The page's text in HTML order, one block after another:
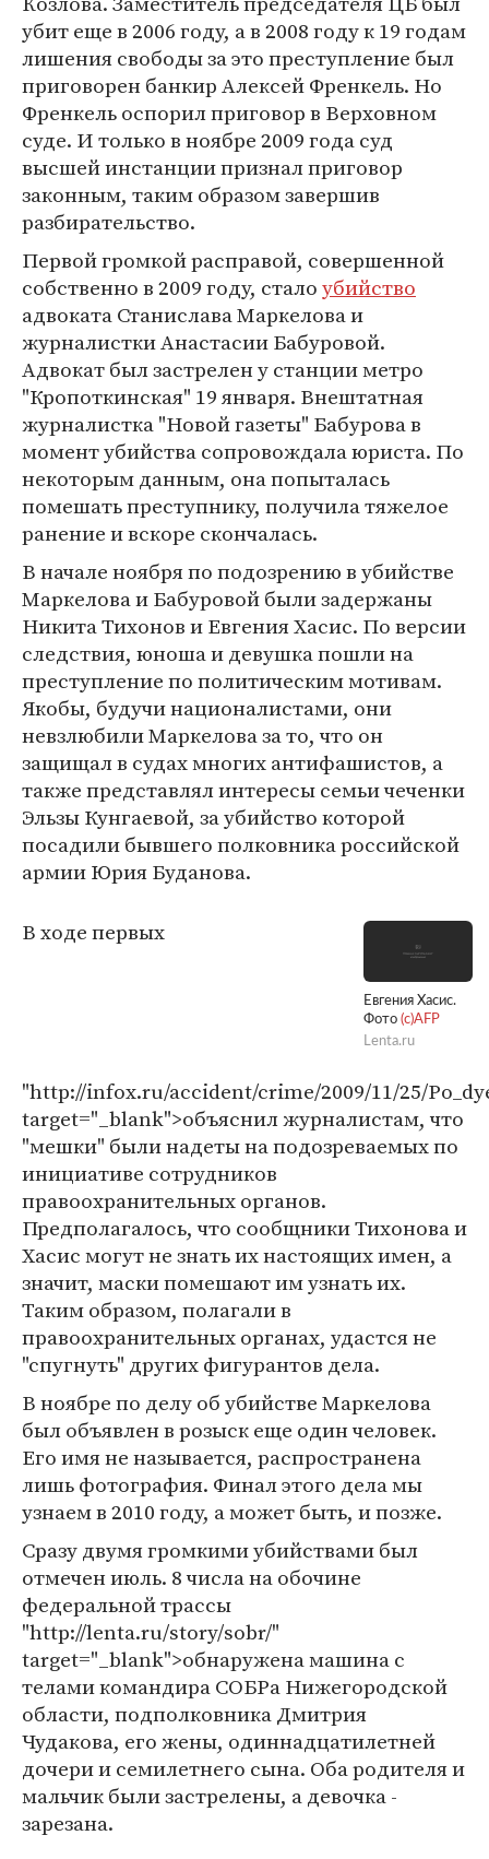
убит еще в 2006 году, а в 2008 году к 19 годам
лишения свободы за это преступление был
приговорен банкир Алексей Френкель. Но
Френкель оспорил приговор в Верховном
суде. И только в ноябре 2009 года суд
высшей инстанции признал приговор
законным, таким образом завершив
разбирательство.
Первой громкой расправой, совершенной
собственно в 2009 году, сталоубийство
адвоката Станислава Маркелова и
журналистки Анастасии Бабуровой.
Адвокат был застрелен у станции метро
"Кропоткинская" 19 января. Внештатная
журналистка "Новой газеты" Бабурова в
момент убийства сопровождала юриста. По
некоторым данным, она попыталась
помешать преступнику, получила тяжелое
ранение и вскоре скончалась.
В начале ноября по подозрению в убийстве
Маркелова и Бабуровой были задержаны
Никита Тихонов и Евгения Хасис. По версии
следствия, юноша и девушка пошли на
преступление по политическим мотивам.
Якобы, будучи националистами, они
невзлюбили Маркелова за то, что он
защищал в судах многих антифашистов, а
также представлял интересы семьи чеченки
Эльзы Кунгаевой, за убийство которой
посадили бывшего полковника российской
армии Юрия Буданова.
Евгения Хасис.
Фото (c)AFP
Lenta.ru
В ходе первых
"http://infox.ru/accident/crime/2009/11/25/
target="_blank">объяснил журналистам, что
"мешки" были надеты на подозреваемых по
инициативе сотрудников
правоохранительных органов.
Предполагалось, что сообщники Тихонова и
Хасис могут не знать их настоящих имен, а
значит, маски помешают им узнать их.
Таким образом, полагали в
правоохранительных органах, удастся не
"спугнуть" других фигурантов дела.
В ноябре по делу об убийстве Маркелова
был объявлен в розыск еще один человек.
Его имя не называется, распространена
лишь фотография. Финал этого дела мы
узнаем в 2010 году, а может быть, и позже.
Сразу двумя громкими убийствами был
отмечен июль. 8 числа на обочине
федеральной трассы
"http://lenta.ru/story/sobr/"
target="_blank">обнаружена машина с
телами командира СОБРа Нижегородской
области, подполковника Дмитрия
Чудакова, его жены, одиннадцатилетней
дочери и семилетнего сына. Оба родителя и
мальчик были застрелены, а девочка -
зарезана.